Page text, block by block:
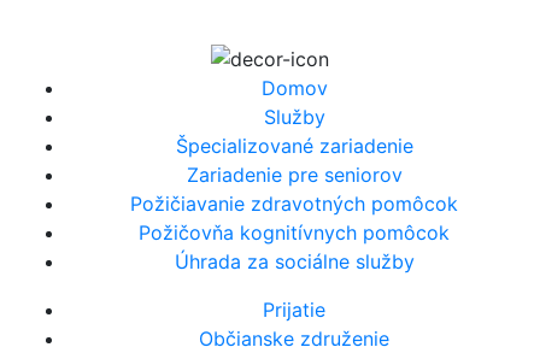
Domov
Služby
Špecializované zariadenie
Zariadenie pre seniorov
Požičiavanie zdravotných pomôcok
Požičovňa kognitívnych pomôcok
Úhrada za sociálne služby
Prijatie
Občianske združenie